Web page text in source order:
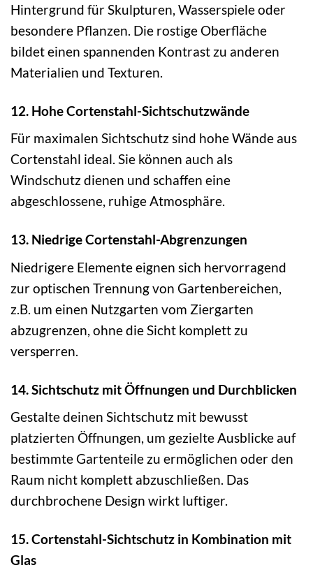
Hintergrund für Skulpturen, Wasserspiele oder
besondere Pflanzen. Die rostige Oberfläche
bildet einen spannenden Kontrast zu anderen
Materialien und Texturen.
12. Hohe Cortenstahl-Sichtschutzwände
Für maximalen Sichtschutz sind hohe Wände aus
Cortenstahl ideal. Sie können auch als
Windschutz dienen und schaffen eine
abgeschlossene, ruhige Atmosphäre.
13. Niedrige Cortenstahl-Abgrenzungen
Niedrigere Elemente eignen sich hervorragend
zur optischen Trennung von Gartenbereichen,
z.B. um einen Nutzgarten vom Ziergarten
abzugrenzen, ohne die Sicht komplett zu
versperren.
14. Sichtschutz mit Öffnungen und Durchblicken
Gestalte deinen Sichtschutz mit bewusst
platzierten Öffnungen, um gezielte Ausblicke auf
bestimmte Gartenteile zu ermöglichen oder den
Raum nicht komplett abzuschließen. Das
durchbrochene Design wirkt luftiger.
15. Cortenstahl-Sichtschutz in Kombination mit
Glas